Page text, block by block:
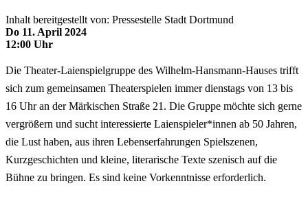
Inhalt bereitgestellt von: Pressestelle Stadt Dortmund
Do 11. April 2024
12:00 Uhr
Die Theater-Laienspielgruppe des Wilhelm-Hansmann-Hauses trifft
sich zum gemeinsamen Theaterspielen immer dienstags von 13 bis
16 Uhr an der Märkischen Straße 21. Die Gruppe möchte sich gerne
vergrößern und sucht interessierte Laienspieler*innen ab 50 Jahren,
die Lust haben, aus ihren Lebenserfahrungen Spielszenen,
Kurzgeschichten und kleine, literarische Texte szenisch auf die
Bühne zu bringen. Es sind keine Vorkenntnisse erforderlich.